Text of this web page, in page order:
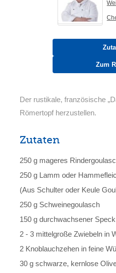
Zum
Der rustikale, französische
Römertopf herzustellen.
Zutaten
250 g mageres
250 g Lamm oder
(Aus Schulter oder Keule
250 g Schweinegoulasch
150 g durchwachsener
2 - 3 mittelgroße Zwiebeln in
2 Knoblauchzehen in feine
30 g schwarze, kernlose